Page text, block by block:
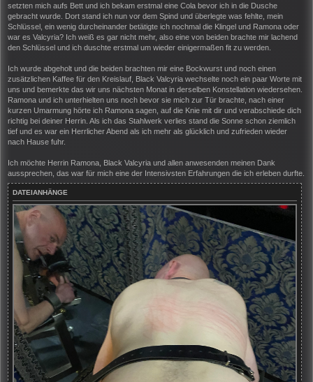
setzten mich aufs Bett und ich bekam erstmal eine Cola bevor ich in die Dusche
gebracht wurde. Dort stand ich nun vor dem Spind und überlegte was fehlte, mein
Schlüssel, ein wenig durcheinander betätigte ich nochmal die Klingel und Ramona oder
war es Valcyria? Ich weiß es gar nicht mehr, also eine von beiden brachte mir lachend
den Schlüssel und ich duschte erstmal um wieder einigermaßen fit zu werden.
Ich wurde abgeholt und die beiden brachten mir eine Bockwurst und noch einen
zusätzlichen Kaffee für den Kreislauf, Black Valcyria wechselte noch ein paar Worte mit
uns und bemerkte das wir uns nächsten Monat in derselben Konstellation wiedersehen.
Ramona und ich unterhielten uns noch bevor sie mich zur Tür brachte, nach einer
kurzen Umarmung hörte ich Ramona sagen, auf die Knie mit dir und verabschiede dich
richtig bei deiner Herrin. Als ich das Stahlwerk verlies stand die Sonne schon ziemlich
tief und es war ein Herrlicher Abend als ich mehr als glücklich und zufrieden wieder
nach Hause fuhr.
Ich möchte Herrin Ramona, Black Valcyria und allen anwesenden meinen Dank
aussprechen, das war für mich eine der Intensivsten Erfahrungen die ich erleben durfte.
DATEIANHÄNGE